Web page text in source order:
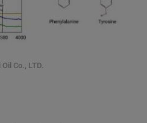
Co., LTD.